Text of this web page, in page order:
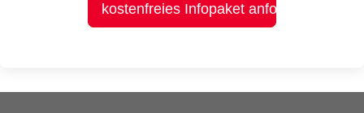
kostenfreies Infopaket anfordern